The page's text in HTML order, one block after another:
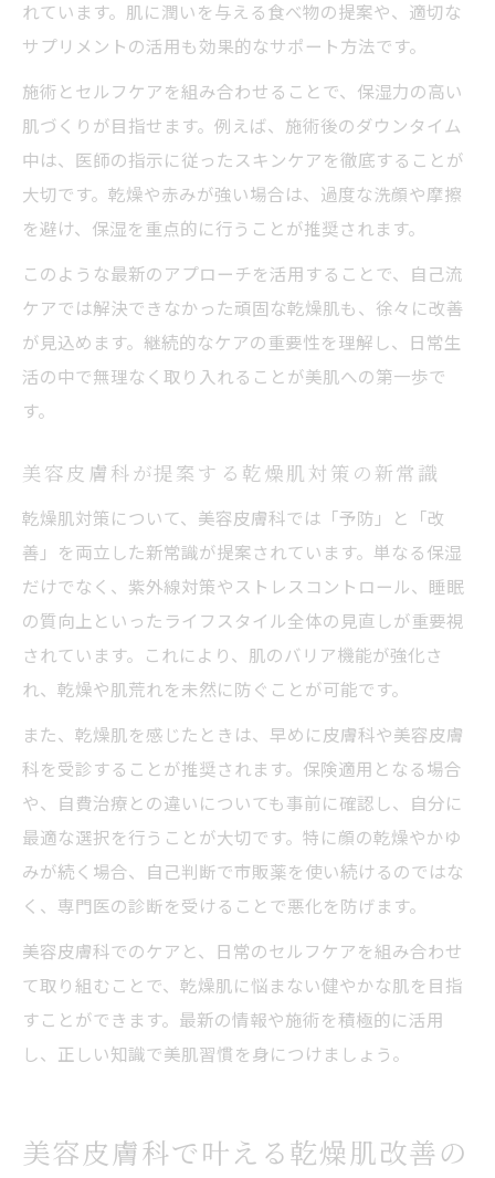
れています。肌に潤いを与える食べ物の提案や、適切な
サプリメントの活用も効果的なサポート方法です。
施術とセルフケアを組み合わせることで、保湿力の高い
肌づくりが目指せます。例えば、施術後のダウンタイム
中は、医師の指示に従ったスキンケアを徹底することが
大切です。乾燥や赤みが強い場合は、過度な洗顔や摩擦
を避け、保湿を重点的に行うことが推奨されます。
このような最新のアプローチを活用することで、自己流
ケアでは解決できなかった頑固な乾燥肌も、徐々に改善
が見込めます。継続的なケアの重要性を理解し、日常生
活の中で無理なく取り入れることが美肌への第一歩で
す。
美容皮膚科が提案する乾燥肌対策の新常識
乾燥肌対策について、美容皮膚科では「予防」と「改
善」を両立した新常識が提案されています。単なる保湿
だけでなく、紫外線対策やストレスコントロール、睡眠
の質向上といったライフスタイル全体の見直しが重要視
されています。これにより、肌のバリア機能が強化さ
れ、乾燥や肌荒れを未然に防ぐことが可能です。
また、乾燥肌を感じたときは、早めに皮膚科や美容皮膚
科を受診することが推奨されます。保険適用となる場合
や、自費治療との違いについても事前に確認し、自分に
最適な選択を行うことが大切です。特に顔の乾燥やかゆ
みが続く場合、自己判断で市販薬を使い続けるのではな
く、専門医の診断を受けることで悪化を防げます。
美容皮膚科でのケアと、日常のセルフケアを組み合わせ
て取り組むことで、乾燥肌に悩まない健やかな肌を目指
すことができます。最新の情報や施術を積極的に活用
し、正しい知識で美肌習慣を身につけましょう。
美容皮膚科で叶える乾燥肌改善の